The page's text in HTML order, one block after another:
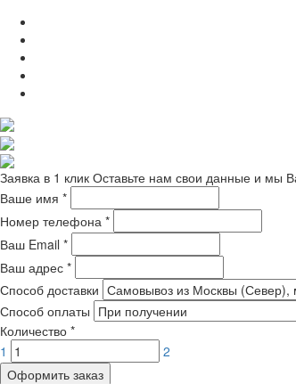
Заявка в 1 клик Оставьте нам свои данные и мы
Ваше имя *
Номер телефона *
Ваш Email *
Ваш адрес *
Способ доставки
Способ оплаты
Количество *
1
2
Оформить заказ